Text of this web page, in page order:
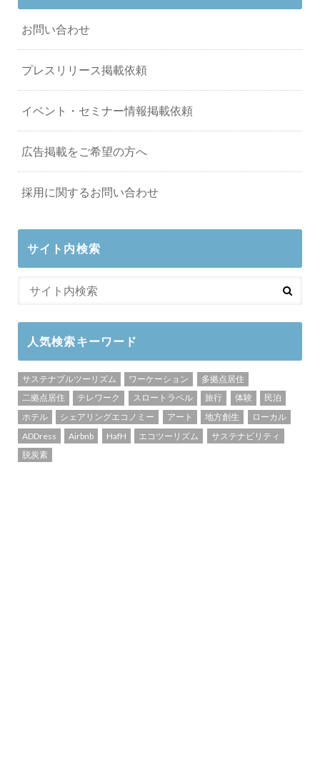
お問い合わせ
プレスリリース掲載依頼
イベント・セミナー情報掲載依頼
広告掲載をご希望の方へ
採用に関するお問い合わせ
サイト内検索
人気検索キーワード
サステナブルツーリズム ワーケーション
多拠点居住
二拠点居住
テレワーク スロートラベル 旅行 体験
民泊
ホテル
シェアリングエコノミー アート 地方創生
ローカル
ADDress
Airbnb HafH エコツーリズム
サステナビリティ
脱炭素